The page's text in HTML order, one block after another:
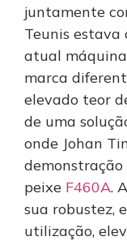
juntamente
Teunis estava
atual
marca
elevado teor
de uma
onde Johan
peixe F460A.
sua robustez,
utilização,